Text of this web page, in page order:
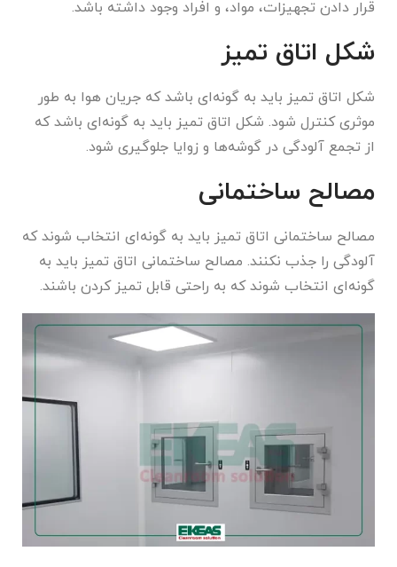
قرار دادن تجهیزات، مواد، و افراد وجود داشته باشد.
شکل اتاق تمیز
شکل اتاق تمیز باید به گونه‌ای باشد که جریان هوا به طور
موثری کنترل شود. شکل اتاق تمیز باید به گونه‌ای باشد که
از تجمع آلودگی در گوشه‌ها و زوایا جلوگیری شود.
مصالح ساختمانی
مصالح ساختمانی اتاق تمیز باید به گونه‌ای انتخاب شوند که
آلودگی را جذب نکنند. مصالح ساختمانی اتاق تمیز باید به
گونه‌ای انتخاب شوند که به راحتی قابل تمیز کردن باشند.